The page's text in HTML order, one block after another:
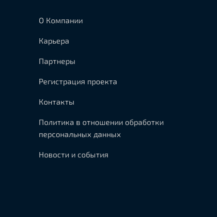
О Компании
Карьера
Партнеры
Регистрация проекта
Контакты
Политика в отношении обработки
персональных данных
Новости и события